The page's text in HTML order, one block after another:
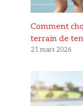
Comment
terrain de
21 mars 2026